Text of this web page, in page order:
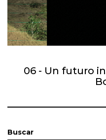
06 - Un futuro
Buscar